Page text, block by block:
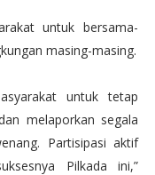
untuk bersama-
masing-masing.
untuk tetap
melaporkan segala
Partisipasi aktif
Pilkada ini,”